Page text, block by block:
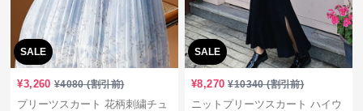
SALE
¥3,260 ¥4080(割引前)
プリーツスカート 花柄刺繍チュ
SALE
¥8,270 ¥10340(割引前)
ニットプリーツスカート ハイウ